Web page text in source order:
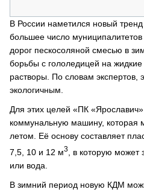
В России наметился новый
большее число муниципалитетов
дорог пескосоляной смесью в
борьбы с гололедицей на
растворы. По словам экспертов,
экологичным.
Для этих целей «ПК
коммунальную машину, которая
летом. Её основу составляет
7,5, 10 и 12 м3
, в которую может
или вода.
В зимний период новую КДМ